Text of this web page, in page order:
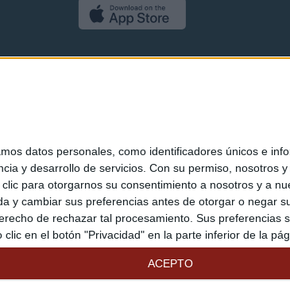
datos personales, como identificadores únicos e
y desarrollo de servicios. Con su permiso, nosotros
para otorgarnos su consentimiento a nosotros y a
y cambiar sus preferencias antes de otorgar o negar
de rechazar tal procesamiento. Sus preferencias
en el botón "Privacidad" en la parte inferior de la
ACEPTO